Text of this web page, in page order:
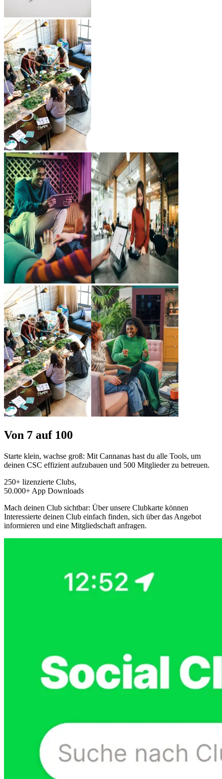
Von 7 auf 100
Starte klein, wachse groß: Mit Cannanas hast du alle Tools, um
deinen CSC effizient aufzubauen und 500 Mitglieder zu betreuen.
250+ lizenzierte Clubs,
50.000+ App Downloads
Mach deinen Club sichtbar: Über unsere Clubkarte können
Interessierte deinen Club einfach finden, sich über das Angebot
informieren und eine Mitgliedschaft anfragen.